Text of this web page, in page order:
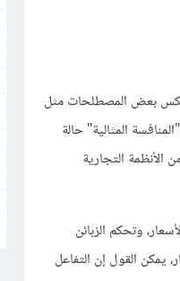
بعض المصطلحات مثل
المثالية" حالة
التجارية
وتحكم الزبائن
يمكن القول إن التفاعل